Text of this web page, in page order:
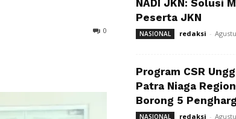
0
NADI JKN: Solusi
Peserta JKN
NASIONAL redaksi -
Program CSR
Patra Niaga
Borong 5
NASIONAL redaksi -